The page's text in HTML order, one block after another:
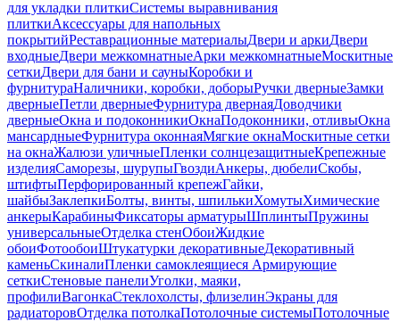
для укладки плиткиСистемы выравнивания
плиткиАксессуары для напольных
покрытийРеставрационные материалыДвери и аркиДвери
входныеДвери межкомнатныеАрки межкомнатныеМоскитные
сеткиДвери для бани и сауныКоробки и
фурнитураНаличники, коробки, доборыРучки дверныеЗамки
дверныеПетли дверныеФурнитура двернаяДоводчики
дверныеОкна и подоконникиОкнаПодоконники, отливыОкна
мансардныеФурнитура оконнаяМягкие окнаМоскитные сетки
на окнаЖалюзи уличныеПленки солнцезащитныеКрепежные
изделияСаморезы, шурупыГвоздиАнкеры, дюбелиСкобы,
штифтыПерфорированный крепежГайки,
шайбыЗаклепкиБолты, винты, шпилькиХомутыХимические
анкерыКарабиныФиксаторы арматурыШплинтыПружины
универсальныеОтделка стенОбоиЖидкие
обоиФотообоиШтукатурки декоративныеДекоративный
каменьСкиналиПленки самоклеящиеся Армирующие
сеткиСтеновые панелиУголки, маяки,
профилиВагонкаСтеклохолсты, флизелинЭкраны для
радиаторовОтделка потолкаПотолочные системыПотолочные